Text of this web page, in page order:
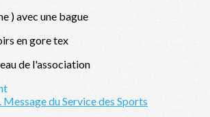
) avec une bague
en gore tex
de l'association